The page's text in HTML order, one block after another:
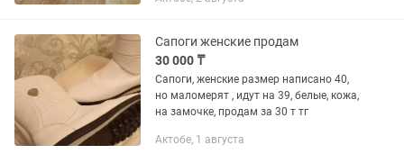
Сапоги женские продам
30 000 ₸
Сапоги, женские размер написано 40,
но маломерят , идут на 39, белые, кожа,
на замочке, продам за 30 т тг
Актобе, 1 августа